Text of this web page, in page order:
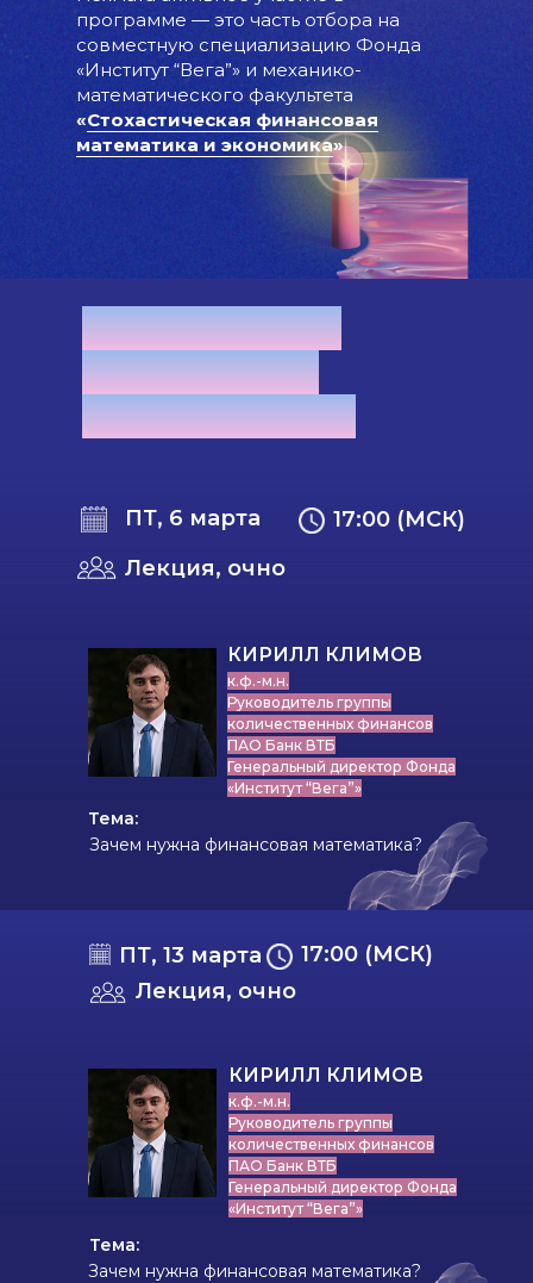
программе — это часть отбора на
совместную специализацию Фонда
«Институт “Вега”» и механико-
математического факультета
«Стохастическая финансовая
математика и экономика».
ПРОГРАММА
ВЕСЕННЕГО
СЕМЕСТРА '26
КИРИЛЛ КЛИМОВ
ПТ, 6 марта
17:00 (МСК)
Лекция, очно
Зачем нужна финансовая математика?
Тема:
к.ф.-м.н.
Руководитель группы
количественных финансов
ПАО Банк ВТБ
Генеральный директор Фонда
«Институт “Вега”»
КИРИЛЛ КЛИМОВ
Лекция, очно
ПТ, 13 марта
Зачем нужна финансовая математика?
Тема:
к.ф.-м.н.
Руководитель группы
количественных финансов
ПАО Банк ВТБ
Генеральный директор Фонда
«Институт “Вега”»
17:00 (МСК)